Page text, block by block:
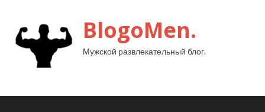
BlogoMen.
Мужской развлекательный блог.